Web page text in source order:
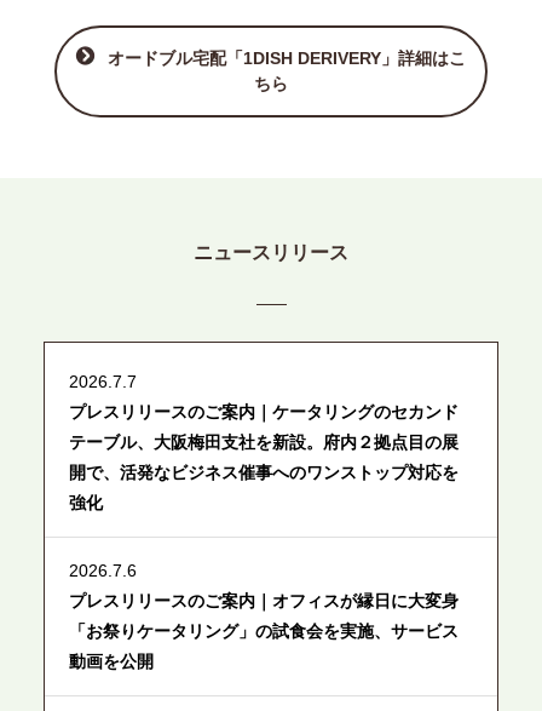
オードブル宅配「1DISH DERIVERY」詳細はこ
ちら
ニュースリリース
2026.7.7
プレスリリースのご案内｜ケータリングのセカンド
テーブル、大阪梅田支社を新設。府内２拠点目の展
開で、活発なビジネス催事へのワンストップ対応を
強化
2026.7.6
プレスリリースのご案内｜オフィスが縁日に大変身
「お祭りケータリング」の試食会を実施、サービス
動画を公開